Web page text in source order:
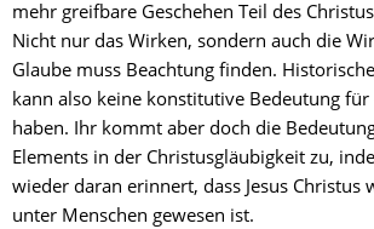
mehr greifbare Geschehen Teil des
Nicht nur das Wirken, sondern auch die
Glaube muss Beachtung finden.
kann also keine konstitutive Bedeutung für
haben. Ihr kommt aber doch die
Elements in der Christusgläubigkeit zu,
wieder daran erinnert, dass Jesus Christus
unter Menschen gewesen ist.